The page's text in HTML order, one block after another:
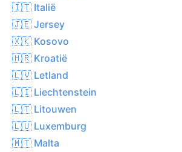
🇮🇹 Italië
🇯🇪 Jersey
🇽🇰 Kosovo
🇭🇷 Kroatië
🇱🇻 Letland
🇱🇮 Liechtenstein
🇱🇹 Litouwen
🇱🇺 Luxemburg
🇲🇹 Malta